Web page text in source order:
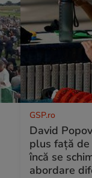
GSP.ro
David
plus față de
încă se
abordare